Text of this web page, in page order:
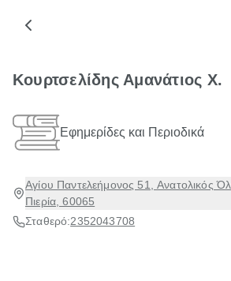
Κουρτσελίδης Αμανάτιος Χ.
Εφημερίδες και Περιοδικά
Αγίου Παντελεήμονος 51, Ανατολικός
Πιερία, 60065
Σταθερό:2352043708